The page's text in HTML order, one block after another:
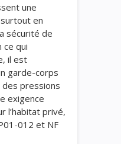
une
en
sécurité de
ce qui
il est
garde-corps
pressions
exigence
l’habitat privé,
012 et NF